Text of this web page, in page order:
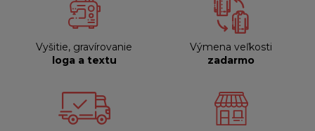
Vyšitie, gravírovanie
loga a textu
Výmena veľkosti
zadarmo